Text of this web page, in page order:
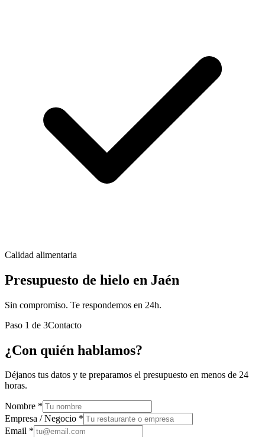
Calidad alimentaria
Presupuesto de hielo en Jaén
Sin compromiso. Te respondemos en 24h.
Paso 1 de 3Contacto
¿Con quién hablamos?
Déjanos tus datos y te preparamos el presupuesto en menos de 24
horas.
Nombre *
Empresa / Negocio *
Email *